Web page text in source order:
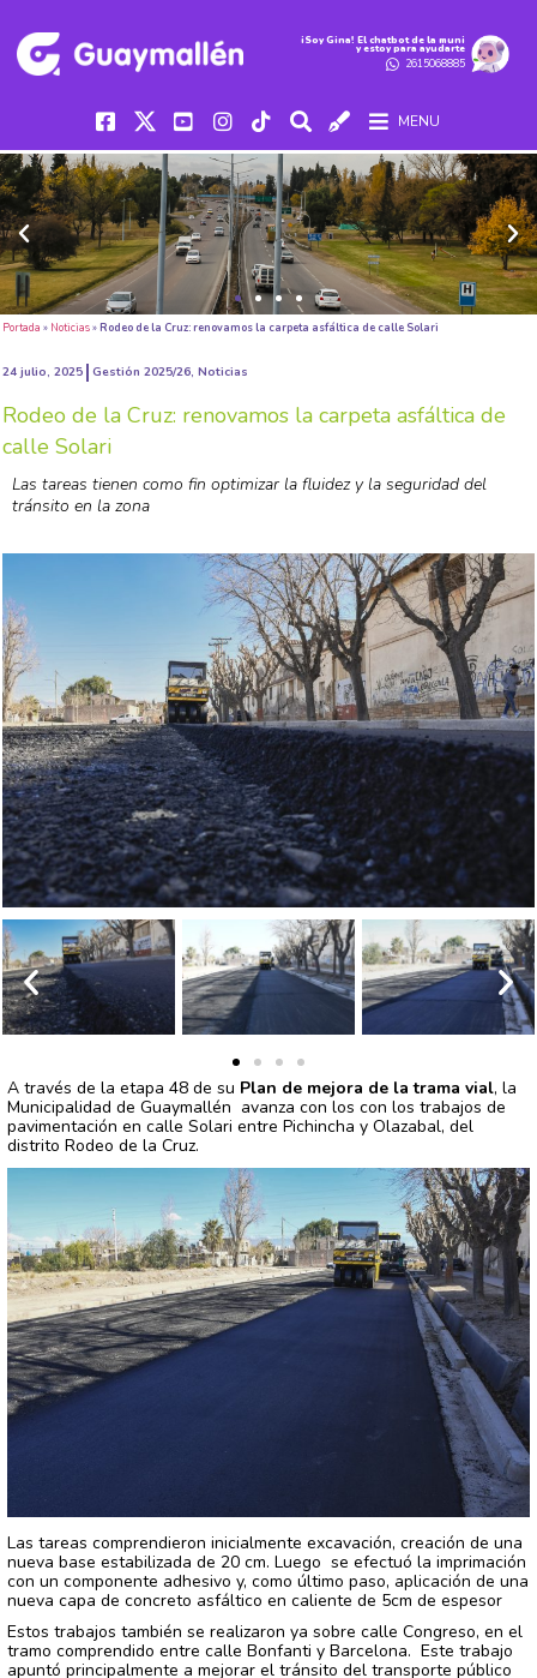
iSoy Gina! El chatbot de la muni
y estoy para ayudarte
2615068885
MENU
Portada » Noticias»Rodeo de la Cruz: renovamos la carpeta asfáltica de calle Solari
24 julio, 2025 Gestión 2025/26, Noticias
Rodeo de la Cruz: renovamos la carpeta asfáltica de
calle Solari
Las tareas tienen como fin optimizar la fluidez y la seguridad del
tránsito en la zona
A través de la etapa 48 de su Plan de mejora de la trama vial, la
Municipalidad de Guaymallén avanza con los con los trabajos de
pavimentación en calle Solari entre Pichincha y Olazabal, del
distrito Rodeo de la Cruz.
Las tareas comprendieron inicialmente excavación, creación de una
nueva base estabilizada de 20 cm. Luego se efectuó la imprimación
con un componente adhesivo y, como último paso, aplicación de una
nueva capa de concreto asfáltico en caliente de 5cm de espesor
Estos trabajos también se realizaron ya sobre calle Congreso, en el
tramo comprendido entre calle Bonfanti y Barcelona. Este trabajo
apuntó principalmente a mejorar el tránsito del transporte público